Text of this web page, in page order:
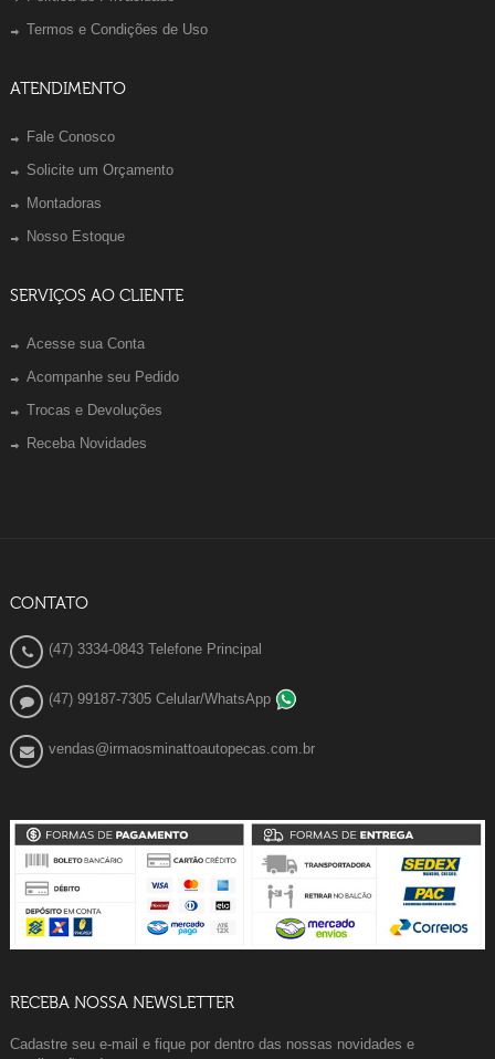
Termos e Condições de Uso
ATENDIMENTO
Fale Conosco
Solicite um Orçamento
Montadoras
Nosso Estoque
SERVIÇOS AO CLIENTE
Acesse sua Conta
Acompanhe seu Pedido
Trocas e Devoluções
Receba Novidades
CONTATO
(47) 3334-0843 Telefone Principal
(47) 99187-7305 Celular/WhatsApp
vendas@irmaosminattoautopecas.com.br
RECEBA NOSSA NEWSLETTER
Cadastre seu e-mail e fique por dentro das nossas novidades e